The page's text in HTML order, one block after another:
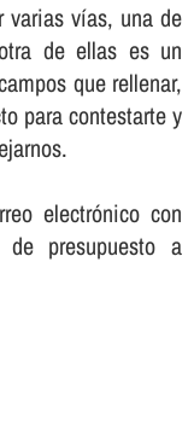
varias ví­as, una de
de ellas es un
que rellenar,
para contestarte y
electrónico con
presupuesto a